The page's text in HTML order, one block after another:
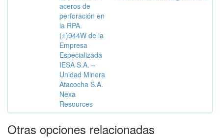
aceros de
perforación en
la RPA.
(±)944W de la
Empresa
Especializada
IESA S.A. –
Unidad Minera
Atacocha S.A.
Nexa
Resources
Otras opciones relacionadas